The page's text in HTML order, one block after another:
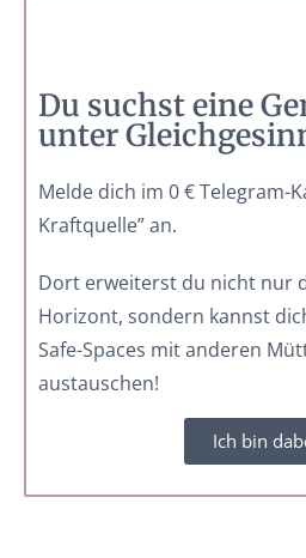
Du suchst eine
unter
Melde dich im 0 € Telegram-
Kraftquelle” an.
Dort erweiterst du nicht nur
Horizont, sondern kannst
Safe-Spaces mit anderen
austauschen!
Ich bin